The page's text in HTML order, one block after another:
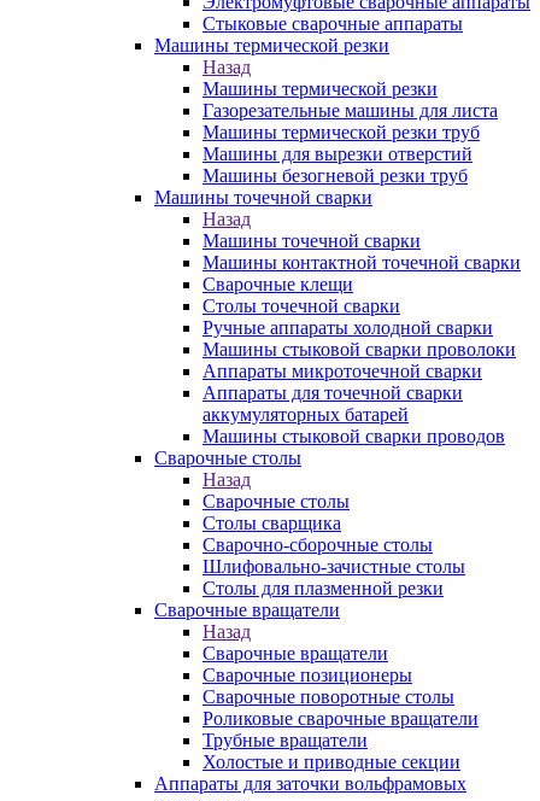
Стыковые сварочные аппараты
Машины термической резки
Назад
Машины термической резки
Газорезательные машины для листа
Машины термической резки труб
Машины для вырезки отверстий
Машины безогневой резки труб
Машины точечной сварки
Назад
Машины точечной сварки
Машины контактной точечной сварки
Сварочные клещи
Столы точечной сварки
Ручные аппараты холодной сварки
Машины стыковой сварки проволоки
Аппараты микроточечной сварки
Аппараты для точечной сварки
аккумуляторных батарей
Машины стыковой сварки проводов
Сварочные столы
Назад
Сварочные столы
Столы сварщика
Сварочно-сборочные столы
Шлифовально-зачистные столы
Столы для плазменной резки
Сварочные вращатели
Назад
Сварочные вращатели
Сварочные позиционеры
Сварочные поворотные столы
Роликовые сварочные вращатели
Трубные вращатели
Холостые и приводные секции
Аппараты для заточки вольфрамовых